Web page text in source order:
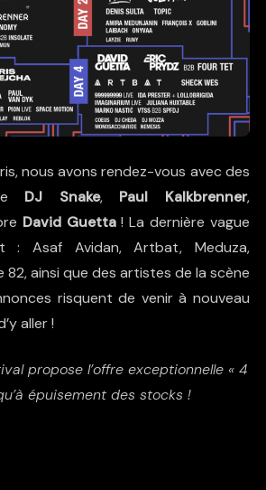
nous avons rendez-vous avec des
DJ Snake, Paul Kalkbrenner,
David Guetta! La dernière vague
: Asaf Avidan, Artbat, Meduza,
82, ainsi que des artistes de la scène
risquent de venir à nouveau
aller !
propose l’offre exceptionnelle « 4
épuisement des stocks !